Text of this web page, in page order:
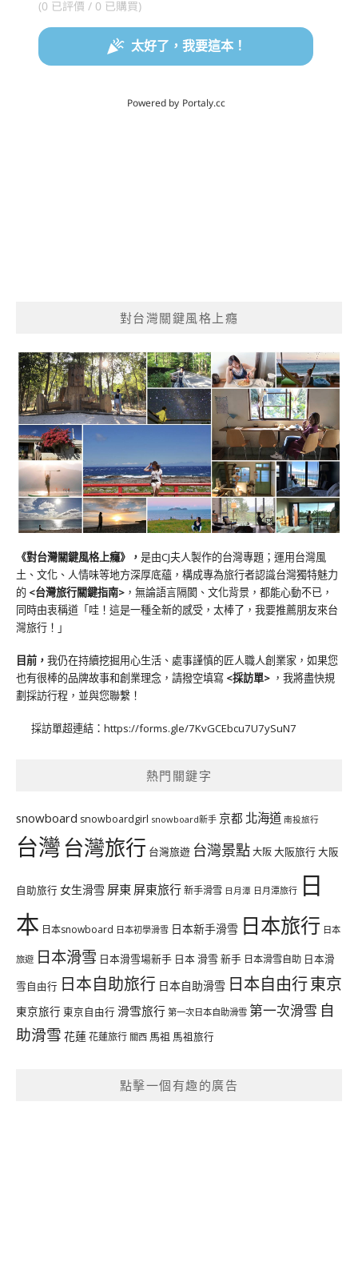
對台灣關鍵風格上癮
《對台灣關鍵風格上癮》 ， 是由CJ夫人製作的台灣專題；運用台灣風
土、文化、人情味等地方深厚底蘊，構成專為旅行者認識台灣獨特魅力
的 <台灣旅行關鍵指南> ，無論語言隔閡、文化背景，都能心動不已，
同時由衷稱道「哇！這是一種全新的感受，太棒了，我要推薦朋友來台
灣旅行！」
目前， 我仍在持續挖掘用心生活、處事謹慎的匠人職人創業家，如果您
也有很棒的品牌故事和創業理念，請撥空填寫 <採訪單> ，我將盡快規
劃採訪行程，並與您聯繫！
採訪單超連結： https://forms.gle/7KvGCEbcu7U7ySuN7
熱門關鍵字
snowboard snowboardgirl snowboard新手 京都 北海道 南投旅行
台灣台灣旅行 台灣旅遊 台灣景點大阪大阪旅行大阪
自助旅行 女生滑雪 屏東 屏東旅行新手滑雪 日月潭 日月潭旅行 日
本 日本snowboard 日本初學滑雪 日本新手滑雪 日本旅行 日本
旅遊 日本滑雪 日本滑雪場新手 日本 滑雪 新手 日本滑雪自助 日本滑
雪自由行 日本自助旅行 日本自助滑雪 日本自由行東京
東京旅行 東京自由行 滑雪旅行 第一次日本自助滑雪 第一次滑雪 自
助滑雪 花蓮花蓮旅行 關西 馬祖 馬祖旅行
點擊一個有趣的廣告